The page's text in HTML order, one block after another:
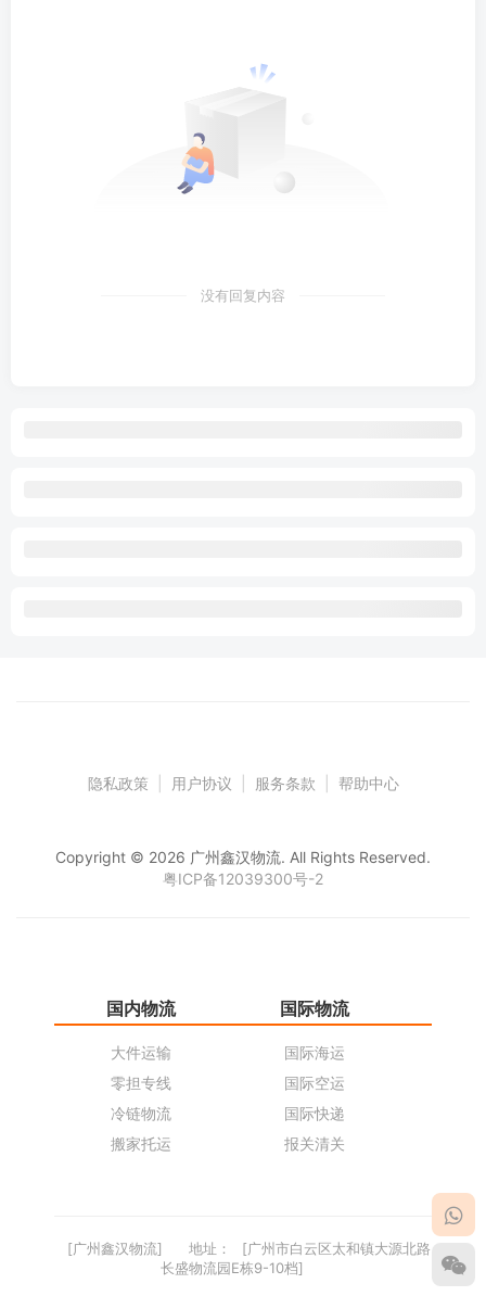
没有回复内容
隐私政策 用户协议 服务条款 帮助中心
Copyright © 2026 广州鑫汉物流. All Rights Reserved.
粤ICP备12039300号-2
国内物流
大件运输
零担专线
冷链物流
搬家托运
国际物流
国际海运
国际空运
国际快递
报关清关
[广州鑫汉物流] 地址：
[广州市白云区太和镇大源北路
长盛物流园E栋9-10档]